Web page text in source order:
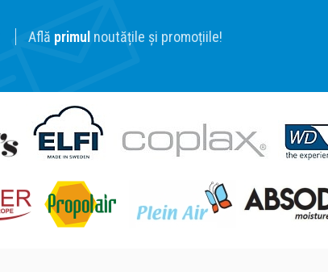
Află primul noutățile și promoțiile!